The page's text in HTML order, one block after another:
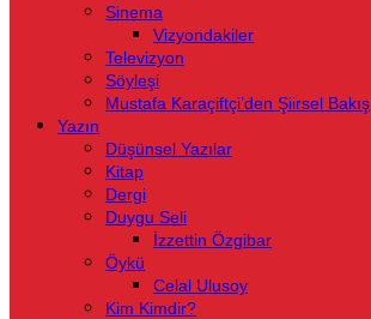
Sinema
Vizyondakiler
Televizyon
Söyleşi
Mustafa Karaçiftçi’den Şiirsel Bakış
Yazın
Düşünsel Yazılar
Kitap
Dergi
Duygu Seli
İzzettin Özgibar
Öykü
Celal Ulusoy
Kim Kimdir?